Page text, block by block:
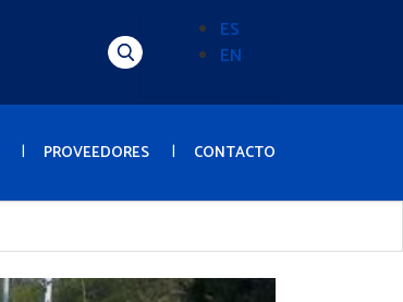
Alternador
(Content)
ES
EN
PROVEEDORES CONTACTO